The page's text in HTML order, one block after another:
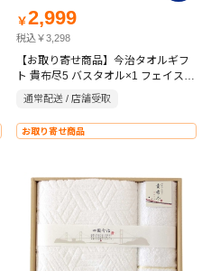
￥2,999
税込￥3,298
【お取り寄せ商品】今治タオルギフ
ト 貴布尽5 バスタオル×1 フェイスタ
オル×1 ウォッシュタオル×1 ホワイ
ト
通常配送 / 店舗受取
お取り寄せ商品